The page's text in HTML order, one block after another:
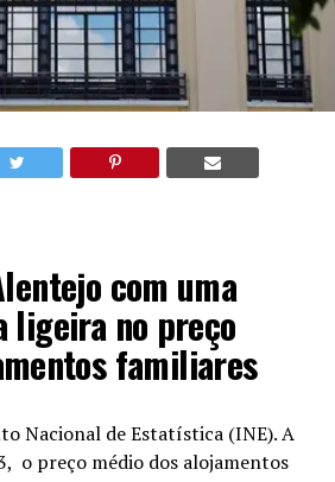
com uma
ligeira no preço
familiares
Nacional de Estatística (INE). A
o preço médio dos alojamentos